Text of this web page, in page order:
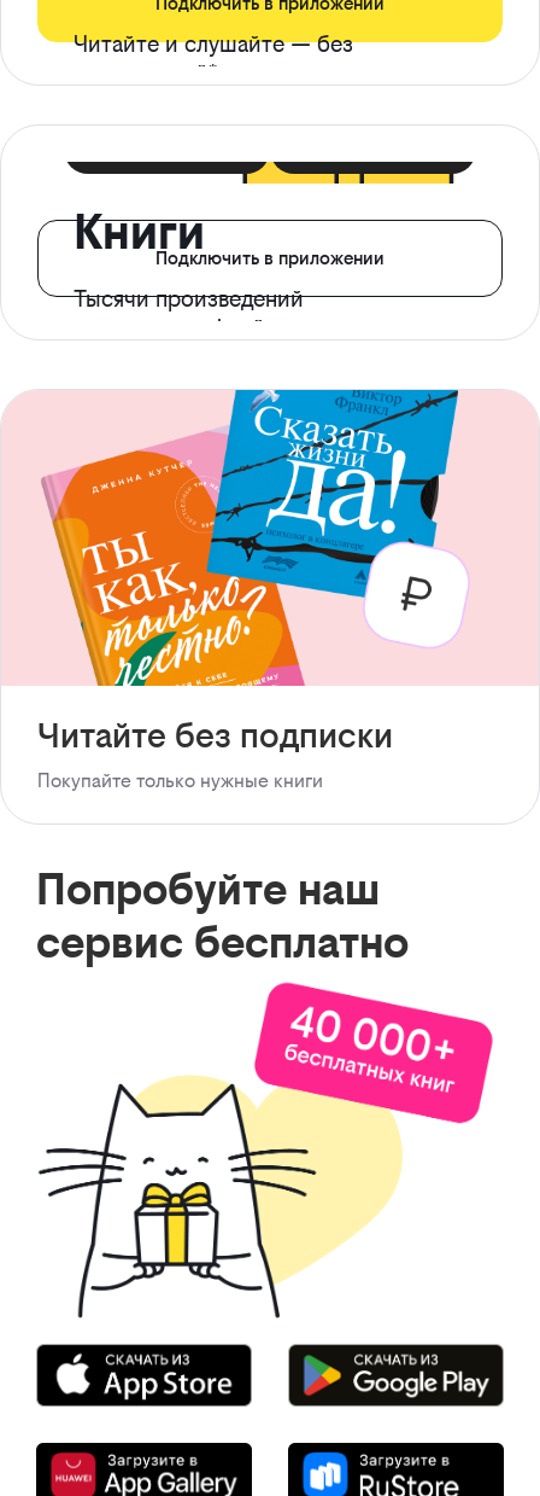
Читайте и слушайте — без
ограничений*
Книги
Тысячи произведений
с доступом офлайн
Подключить в приложении
Читайте без подписки
Покупайте только нужные книги
Попробуйте наш
сервис бесплатно